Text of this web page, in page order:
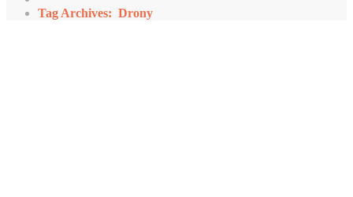
Tag Archives: Drony